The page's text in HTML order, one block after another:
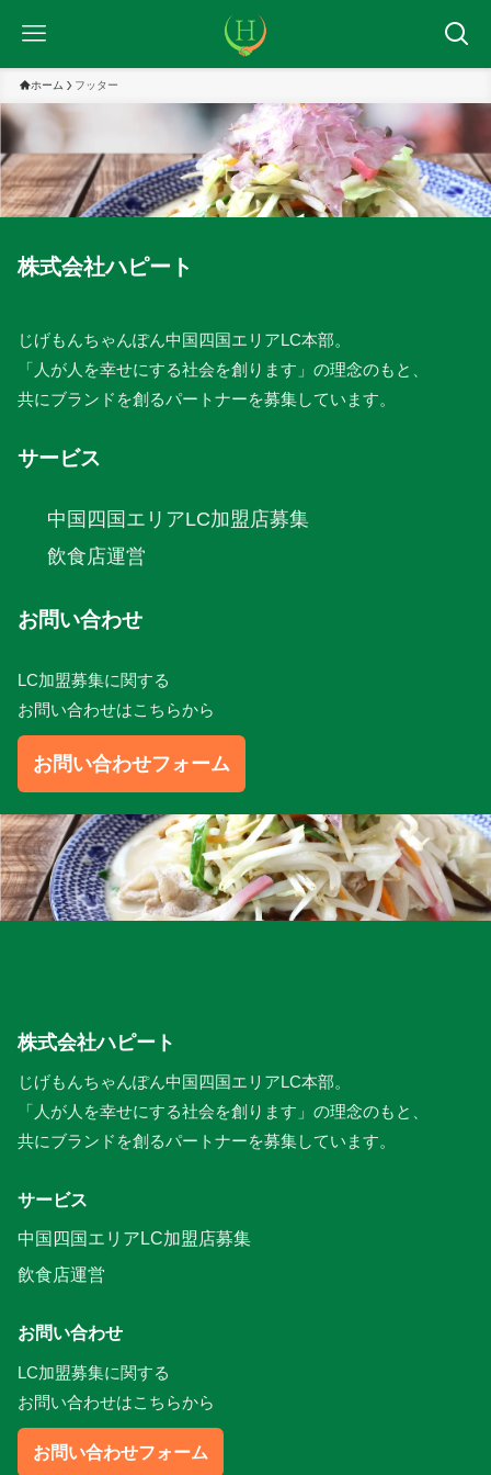
ホーム フッター
株式会社ハピート
じげもんちゃんぽん中国四国エリアLC本部。
「人が人を幸せにする社会を創ります」の理念のもと、
共にブランドを創るパートナーを募集しています。
サービス
中国四国エリアLC加盟店募集
飲食店運営
お問い合わせ
LC加盟募集に関する
お問い合わせはこちらから
お問い合わせフォーム
株式会社ハピート
じげもんちゃんぽん中国四国エリアLC本部。
「人が人を幸せにする社会を創ります」の理念のもと、
共にブランドを創るパートナーを募集しています。
サービス
中国四国エリアLC加盟店募集
飲食店運営
お問い合わせ
LC加盟募集に関する
お問い合わせはこちらから
お問い合わせフォーム